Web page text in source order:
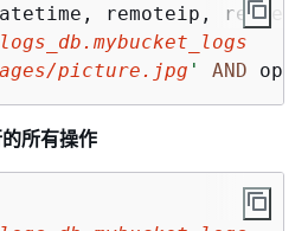
picture.jpg ' AND
所有操作